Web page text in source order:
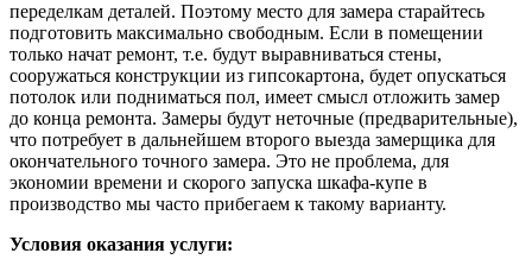
переделкам деталей. Поэтому место для замера старайтесь
подготовить максимально свободным. Если в помещении
только начат ремонт, т.е. будут выравниваться стены,
сооружаться конструкции из гипсокартона, будет опускаться
потолок или подниматься пол, имеет смысл отложить замер
до конца ремонта. Замеры будут неточные (предварительные),
что потребует в дальнейшем второго выезда замерщика для
окончательного точного замера. Это не проблема, для
экономии времени и скорого запуска шкафа-купе в
производство мы часто прибегаем к такому варианту.
Условия оказания услуги: